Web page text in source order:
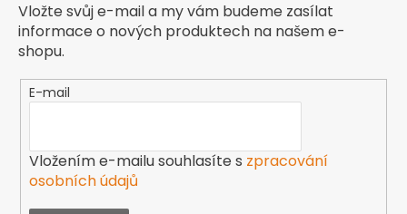
Vložte svůj e-mail a my vám budeme zasílat
informace o nových produktech na našem e-
shopu.
E-mail
Vložením e-mailu souhlasíte s zpracování
osobních údajů